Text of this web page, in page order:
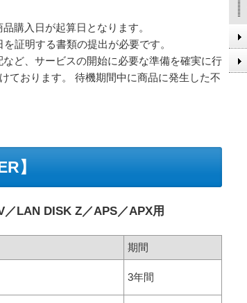
購入日が起算日となります。
証明する書類の提出が必要です。
ど、サービスの開始に必要な準備を確実に行
ております。 待機期間中に商品に発生した不
】
LAN DISK Z／APS／APX用
期間
3年間